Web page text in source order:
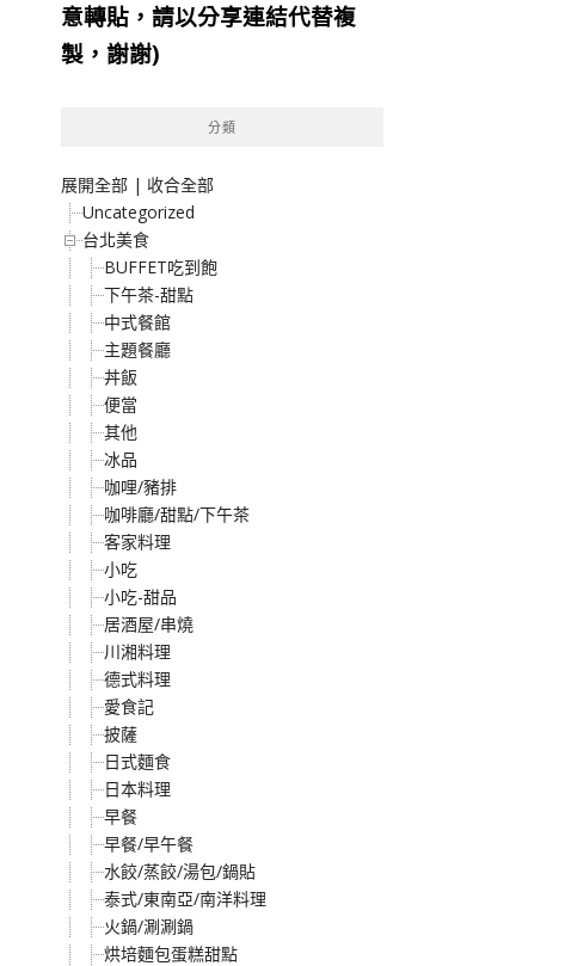
意轉貼，請以分享連結代替複
製，謝謝)
分類
展開全部 | 收合全部
Uncategorized
台北美食
BUFFET吃到飽
下午茶-甜點
中式餐館
主題餐廳
丼飯
便當
其他
冰品
咖哩/豬排
咖啡廳/甜點/下午茶
客家料理
小吃
小吃-甜品
居酒屋/串燒
川湘料理
德式料理
愛食記
披薩
日式麵食
日本料理
早餐
早餐/早午餐
水餃/蒸餃/湯包/鍋貼
泰式/東南亞/南洋料理
火鍋/涮涮鍋
烘培麵包蛋糕甜點